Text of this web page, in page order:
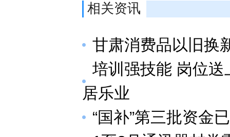
相关资讯
甘肃消费品以旧换
培训强技能 岗位
居乐业
“国补”第三批资金